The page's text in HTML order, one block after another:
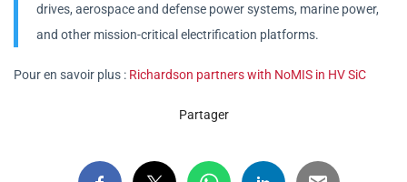
drives, aerospace and defense power systems, marine power,
and other mission-critical electrification platforms.
Pour en savoir plus : Richardson partners with NoMIS in HV SiC
Partager